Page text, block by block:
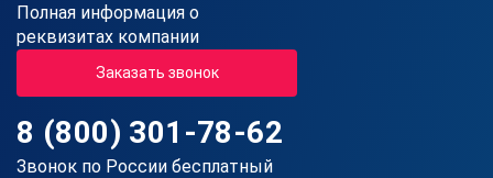
Полная информация о
реквизитах компании
Заказать звонок
8 (800) 301-78-62
Звонок по России бесплатный